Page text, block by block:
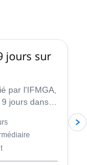
jours sur
par l'IFMGA,
jours dans le
!